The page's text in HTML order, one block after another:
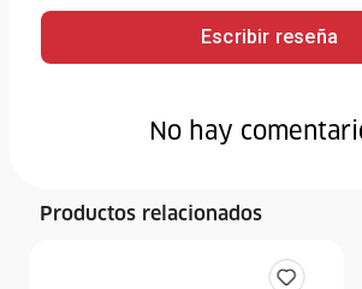
Escribir reseña
No hay
Productos relacionados